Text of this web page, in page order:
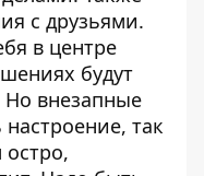
с друзьями.
в центре
будут
Но внезапные
так